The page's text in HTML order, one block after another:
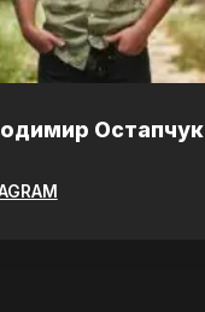
Остапчук